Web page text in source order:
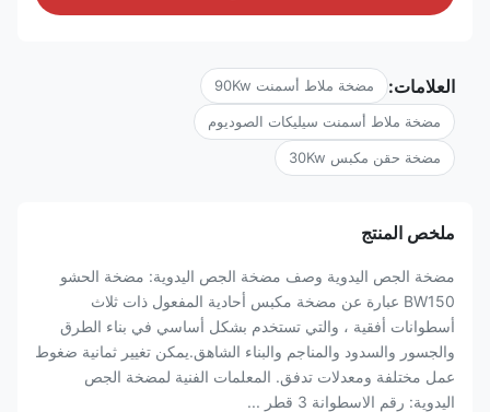
العلامات: مضخة ملاط ​​أسمنت 90Kw
مضخة ملاط ​​أسمنت سيليكات الصوديوم
مضخة حقن مكبس 30Kw
ملخص المنتج
مضخة الجص اليدوية وصف مضخة الجص اليدوية: مضخة الحشو
BW150 عبارة عن مضخة مكبس أحادية المفعول ذات ثلاث
أسطوانات أفقية ، والتي تستخدم بشكل أساسي في بناء الطرق
والجسور والسدود والمناجم والبناء الشاهق.يمكن تغيير ثمانية ضغوط
عمل مختلفة ومعدلات تدفق. المعلمات الفنية لمضخة الجص
اليدوية: رقم الاسطوانة 3 قطر ...